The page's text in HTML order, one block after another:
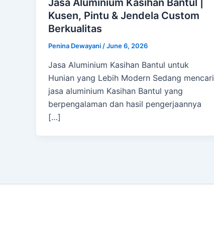
Jasa Aluminium Kasihan Bantul |
Kusen, Pintu & Jendela Custom
Berkualitas
Penina Dewayani/June 6, 2026
Jasa Aluminium Kasihan Bantul untuk
Hunian yang Lebih Modern Sedang mencari
jasa aluminium Kasihan Bantul yang
berpengalaman dan hasil pengerjaannya
[…]